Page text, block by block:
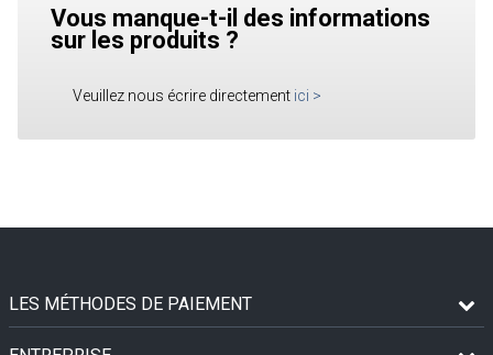
Vous manque-t-il des informations
sur les produits ?
Veuillez nous écrire directement ici >
LES MÉTHODES DE PAIEMENT